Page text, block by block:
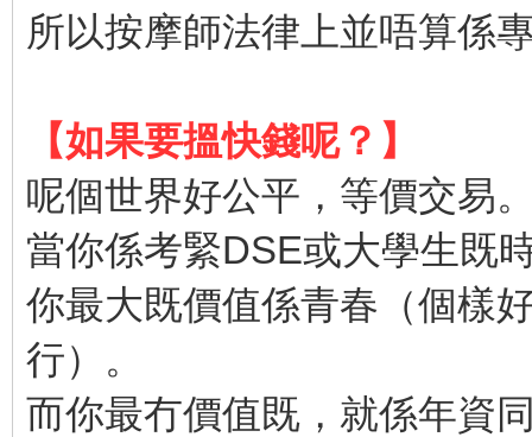
所以按摩師法律上並唔算係
【如果要搵快錢呢？】
呢個世界好公平，等價交易
當你係考緊DSE或大學生既
你最大既價值係青春（個樣
行）。
而你最冇價值既，就係年資